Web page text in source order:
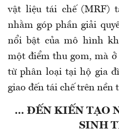
vật liệu tái chế (MRF)
nhằm góp phần giải
nổi bật của mô hình
một điểm thu gom, mà
từ phân loại tại hộ gia
giao đến tái chế trên nền
… ĐẾN KIẾN TẠO
SINH